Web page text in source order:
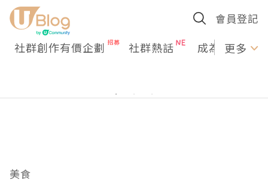
會員登記
社群創作有價企劃 社群熱話 成為U更多
美食